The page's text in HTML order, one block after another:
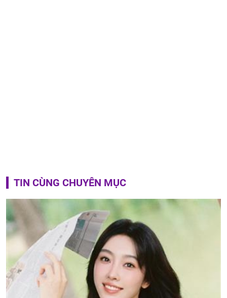
TIN CÙNG CHUYÊN MỤC